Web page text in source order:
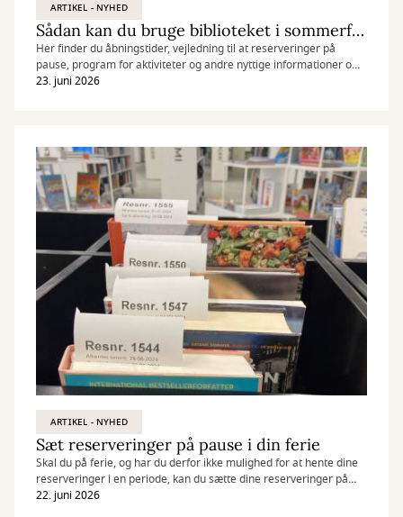
ARTIKEL - NYHED
Sådan kan du bruge biblioteket i sommerferien
Her finder du åbningstider, vejledning til at reserveringer på
pause, program for aktiviteter og andre nyttige informationer om
Fredensborg Bibliotekerne i sommerperioden.
23. juni 2026
ARTIKEL - NYHED
Sæt reserveringer på pause i din ferie
Skal du på ferie, og har du derfor ikke mulighed for at hente dine
reserveringer i en periode, kan du sætte dine reserveringer på
pause og stadig beholde din plads i reserveringskøen.
22. juni 2026